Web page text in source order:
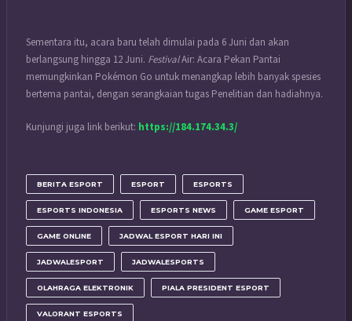
Sementara itu, acara baru telah dimulai pada 6 Juni dan akan
berlangsung hingga 12 Juni. FestivalAir: Acara Pekan Pantai
memungkinkan Pokémon Go untuk menangkap lebih banyak spesies
bertema pantai, dengan serangkaian tugas Penelitian dan hadiahnya.
Kunjungi juga link berikut: https://184.174.34.3/
BERITA ESPORT ESPORT ESPORTS
ESPORTS INDONESIA ESPORTS NEWS GAME ESPORT
GAME ONLINE JADWAL ESPORT HARI INI
JADWALESPORT JADWALESPORTS
OLAHRAGA ELEKTRONIK PIALA PRESIDENT ESPORT
VALORANT ESPORTS